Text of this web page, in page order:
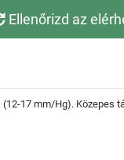
Ellenőrizd az
17 mm/Hg). Közepes